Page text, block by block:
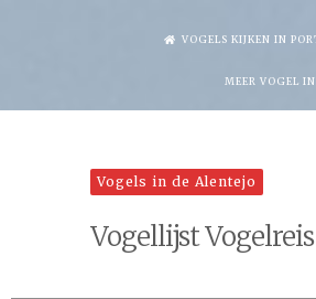
VOGELS KIJKEN IN
MEER VOGEL
Vogels in de Alentejo
Vogellijst